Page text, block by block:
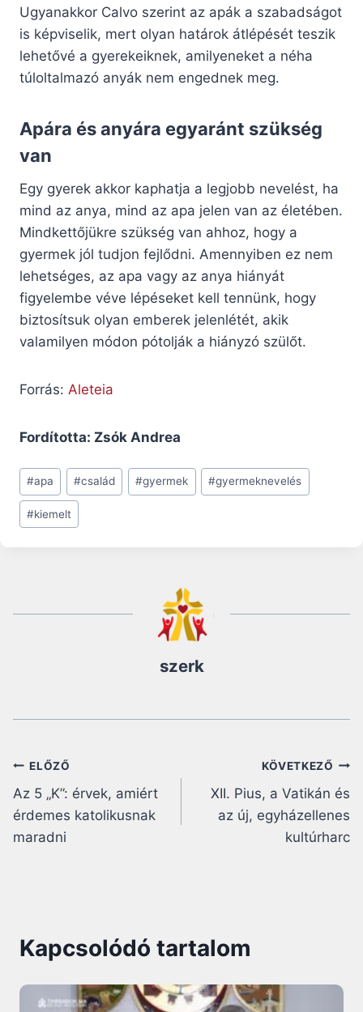
Ugyanakkor Calvo szerint az apák a szabadságot
is képviselik, mert olyan határok átlépését teszik
lehetővé a gyerekeiknek, amilyeneket a néha
túloltalmazó anyák nem engednek meg.
Apára és anyára egyaránt szükség
van
Egy gyerek akkor kaphatja a legjobb nevelést, ha
mind az anya, mind az apa jelen van az életében.
Mindkettőjükre szükség van ahhoz, hogy a
gyermek jól tudjon fejlődni. Amennyiben ez nem
lehetséges, az apa vagy az anya hiányát
figyelembe véve lépéseket kell tennünk, hogy
biztosítsuk olyan emberek jelenlétét, akik
valamilyen módon pótolják a hiányzó szülőt.
Forrás: Aleteia
Fordította: Zsók Andrea
Post
Tags:
#apa #család #gyermek #gyermeknevelés
#kiemelt
szerk
Bejegyzés
navigáció
ELŐZŐ
Az 5 „K”: érvek, amiért
érdemes katolikusnak
maradni
KÖVETKEZŐ
XII. Pius, a Vatikán és
az új, egyházellenes
kultúrharc
Kapcsolódó tartalom